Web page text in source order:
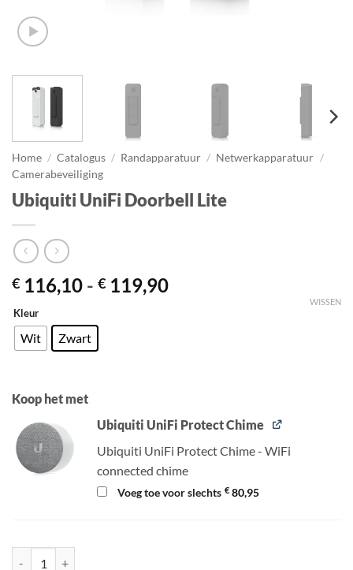
Home / Catalogus / Randapparatuur / Netwerkapparatuur /
Camerabeveiliging
Ubiquiti UniFi Doorbell Lite
€ 116,10 - € 119,90Prijsklasse:
Kleur
Wit Zwart
WISSEN
Koop het met
Ubiquiti UniFi Protect Chime
Ubiquiti UniFi Protect Chime - WiFi
connected chime
Voeg toe voor slechts € 80,95